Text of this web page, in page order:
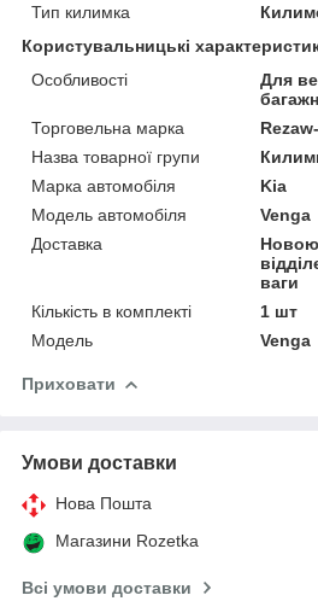
Тип килимка
Користувальницькі
Особливості
Для
Торговельна марка
Назва товарної групи
Марка автомобіля
Kia
Модель автомобіля
Venga
Доставка
ваги
Кількість в комплекті
1 шт
Мoдель
Venga
Приховати
Умови доставки
Нова Пошта
Магазини Rozetka
Всі умови доставки